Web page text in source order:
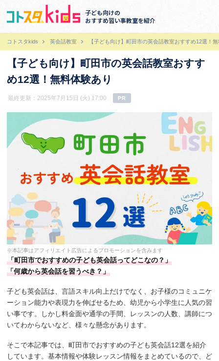
子ども向けの
おすすめ習い事教室を紹介
コトスタkids 英会話教室 【子ども向け】町田市の英会話教室おすすめ12選！
【子ども向け】町田市の英会話教室おすす
め12選！無料体験あり
最終更新：2025年7月15日 (火) 17:00 PR
※本記事はアフィリエイト広告によるプロモーションを含みます
「町田市でおすすめの子ども英会話ってどこなの？」
「何歳から英会話を習うべき？」
子ども英会話は、言語スキル向上だけでなく、お子様のコミュニケ
ーション能力や表現力を伸ばせるため、幼児から小学生に人気の習
い事です。しかし料金面や通学の手間、レッスンの人数、講師につ
いてわからないなど、様々な懸念があります。
そこで本記事では、町田市でおすすめの子ども英会話12選を紹介
しています。基本情報や体験レッスン情報をまとめているので、ど